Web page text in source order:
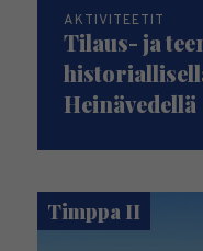
AKTIVITEETIT
Tilaus- ja
Heinävedellä
Timppa II